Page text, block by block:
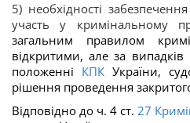
5) необхідності
участь у кримінальному
загальним правилом
відкритими, але за
положенні КПК України,
рішення проведення
Відповідно до ч. 4 ст. 27